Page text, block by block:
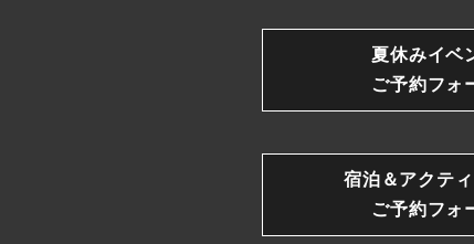
夏休みイベ
ご予約フォ
宿泊＆アクテ
ご予約フォ